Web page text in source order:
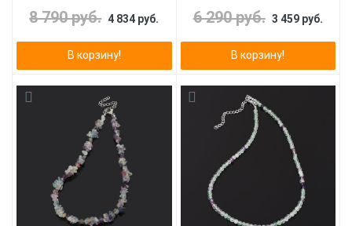
8 790 руб. 4 834 руб.
В корзину!
6 290 руб. 3 459 руб.
В корзину!